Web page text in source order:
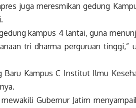
juga meresmikan gedung
kampus 4 lantai, guna
tri dharma perguruan tinggi,”
Baru Kampus C Institut Ilmu
Gubernur Jatim